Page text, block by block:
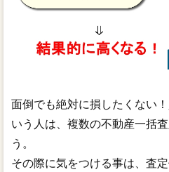
面倒でも絶対に損したくない
いう人は、複数の不動産一括
う。
その際に気をつける事は、査